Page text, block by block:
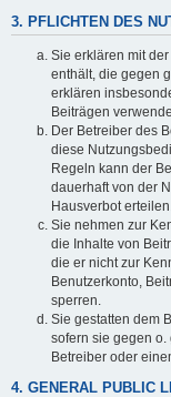
3. PFLICHTEN DES
Sie erklären mit
enthält, die gegen
erklären
Beiträgen
Der Betreiber des
diese
Regeln kann der
dauerhaft von der
Hausverbot erteilen.
Sie nehmen zur
die Inhalte von
die er nicht zur
Benutzerkonto,
sperren.
Sie gestatten dem
sofern sie gegen
Betreiber oder
4. GENERAL PUBLIC